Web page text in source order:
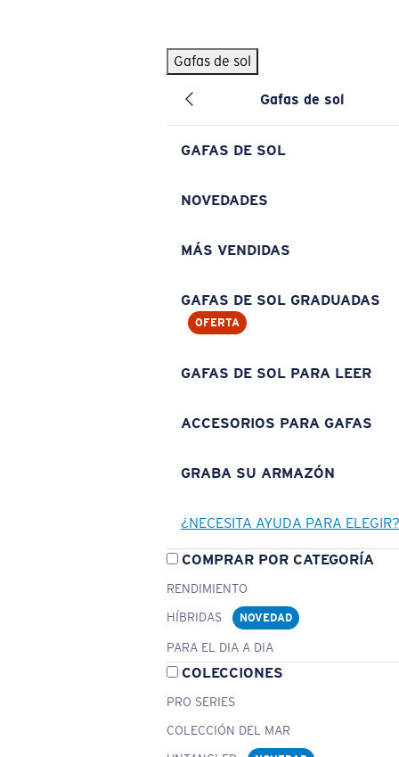
Gafas de sol
Gafas de sol
GAFAS DE SOL
NOVEDADES
MÁS VENDIDAS
GAFAS DE SOL GRADUADAS
OFERTA
GAFAS DE SOL PARA LEER
ACCESORIOS PARA GAFAS
GRABA SU ARMAZÓN
¿NECESITA AYUDA PARA ELEGIR?
COMPRAR POR CATEGORÍA
RENDIMIENTO
HÍBRIDAS
NOVEDAD
PARA EL DIA A DIA
COLECCIONES
PRO SERIES
COLECCIÓN DEL MAR
BÚSQUEDAS POPULARES
Pilothouse PRO Limited Edition Pack Exclusivo
Gafas de sol personalizadas
Los más vendidos de gafas de sol